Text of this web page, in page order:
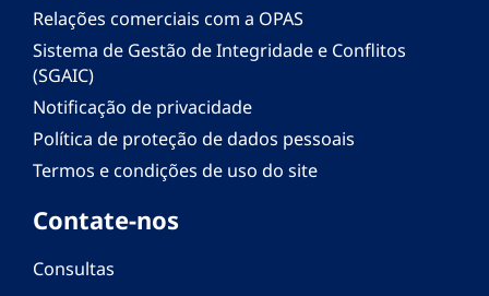
Relações comerciais com a OPAS
Sistema de Gestão de Integridade e Conflitos
(SGAIC)
Notificação de privacidade
Política de proteção de dados pessoais
Termos e condições de uso do site
Contate-nos
Consultas